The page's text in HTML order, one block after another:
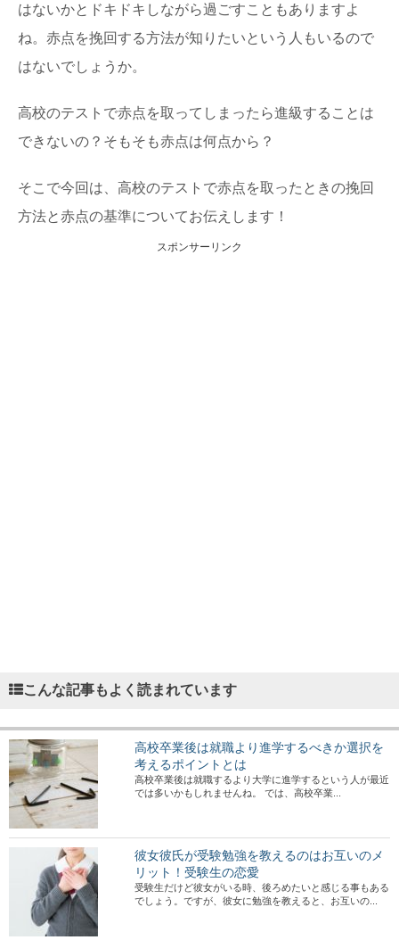
はないかとドキドキしながら過ごすこともありますよ
ね。赤点を挽回する方法が知りたいという人もいるので
はないでしょうか。
高校のテストで赤点を取ってしまったら進級することは
できないの？そもそも赤点は何点から？
そこで今回は、高校のテストで赤点を取ったときの挽回
方法と赤点の基準についてお伝えします！
スポンサーリンク
こんな記事もよく読まれています
高校卒業後は就職より進学するべきか選択を
考えるポイントとは
高校卒業後は就職するより大学に進学するという人が最近
では多いかもしれませんね。 では、高校卒業...
彼女彼氏が受験勉強を教えるのはお互いのメ
リット！受験生の恋愛
受験生だけど彼女がいる時、後ろめたいと感じる事もある
でしょう。ですが、彼女に勉強を教えると、お互いの...